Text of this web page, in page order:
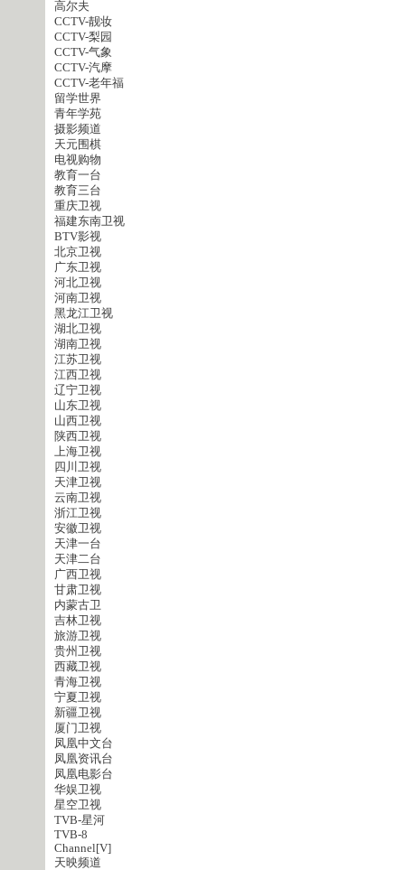
高尔夫
CCTV-靓妆
CCTV-梨园
CCTV-气象
CCTV-汽摩
CCTV-老年福
留学世界
青年学苑
摄影频道
天元围棋
电视购物
教育一台
教育三台
重庆卫视
福建东南卫视
BTV影视
北京卫视
广东卫视
河北卫视
河南卫视
黑龙江卫视
湖北卫视
湖南卫视
江苏卫视
江西卫视
辽宁卫视
山东卫视
山西卫视
陕西卫视
上海卫视
四川卫视
天津卫视
云南卫视
浙江卫视
安徽卫视
天津一台
天津二台
广西卫视
甘肃卫视
内蒙古卫
吉林卫视
旅游卫视
贵州卫视
西藏卫视
青海卫视
宁夏卫视
新疆卫视
厦门卫视
凤凰中文台
凤凰资讯台
凤凰电影台
华娱卫视
星空卫视
TVB-星河
TVB-8
Channel[V]
天映频道